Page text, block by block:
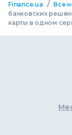
Finance.ua / Все
банковских
карты в одном